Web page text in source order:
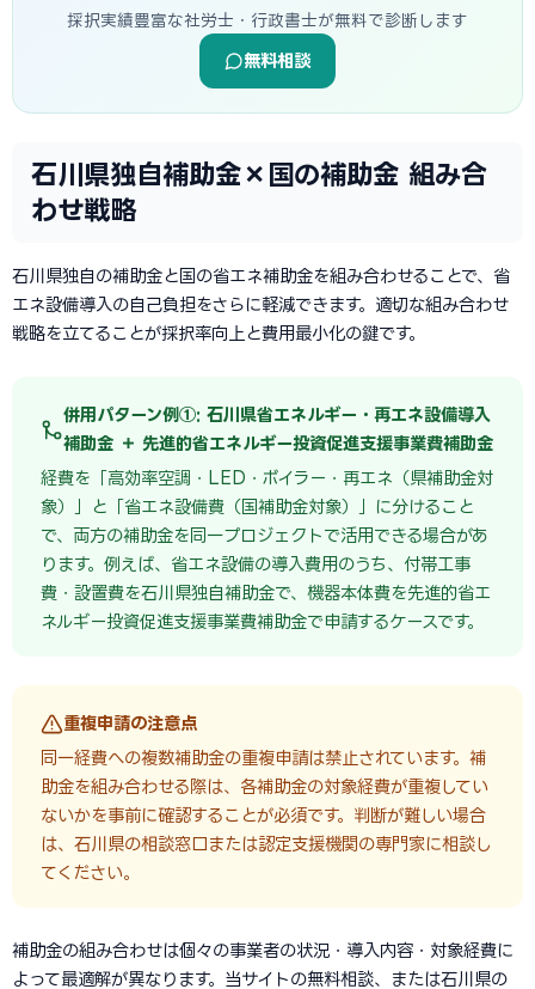
採択実績豊富な社労士・行政書士が無料で診断します
無料相談
石川県独自補助金×国の補助金 組み合
わせ戦略
石川県独自の補助金と国の省エネ補助金を組み合わせることで、省
エネ設備導入の自己負担をさらに軽減できます。適切な組み合わせ
戦略を立てることが採択率向上と費用最小化の鍵です。
併用パターン例①: 石川県省エネルギー・再エネ設備導入
補助金 ＋ 先進的省エネルギー投資促進支援事業費補助金
経費を「高効率空調・LED・ボイラー・再エネ（県補助金対
象）」と「省エネ設備費（国補助金対象）」に分けること
で、両方の補助金を同一プロジェクトで活用できる場合があ
ります。例えば、省エネ設備の導入費用のうち、付帯工事
費・設置費を石川県独自補助金で、機器本体費を先進的省エ
ネルギー投資促進支援事業費補助金で申請するケースです。
重複申請の注意点
同一経費への複数補助金の重複申請は禁止されています。補
助金を組み合わせる際は、各補助金の対象経費が重複してい
ないかを事前に確認することが必須です。判断が難しい場合
は、石川県の相談窓口または認定支援機関の専門家に相談し
てください。
補助金の組み合わせは個々の事業者の状況・導入内容・対象経費に
よって最適解が異なります。当サイトの無料相談、または石川県の